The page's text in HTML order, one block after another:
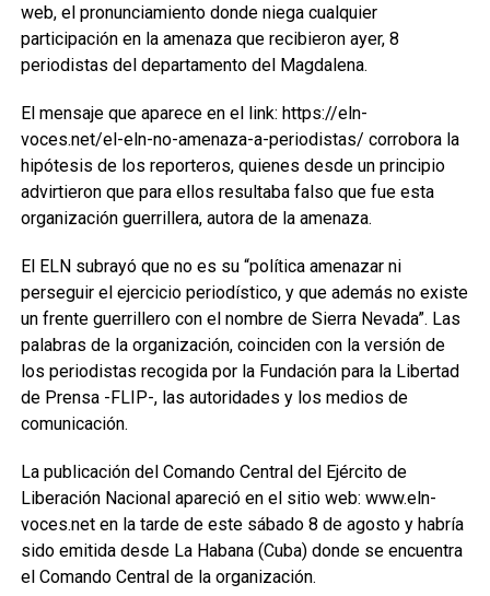
web, el pronunciamiento donde niega cualquier
participación en la amenaza que recibieron ayer, 8
periodistas del departamento del Magdalena.
El mensaje que aparece en el link: https://eln-
voces.net/el-eln-no-amenaza-a-periodistas/ corrobora la
hipótesis de los reporteros, quienes desde un principio
advirtieron que para ellos resultaba falso que fue esta
organización guerrillera, autora de la amenaza.
El ELN subrayó que no es su “política amenazar ni
perseguir el ejercicio periodístico, y que además no existe
un frente guerrillero con el nombre de Sierra Nevada”. Las
palabras de la organización, coinciden con la versión de
los periodistas recogida por la Fundación para la Libertad
de Prensa -FLIP-, las autoridades y los medios de
comunicación.
La publicación del Comando Central del Ejército de
Liberación Nacional apareció en el sitio web: www.eln-
voces.net en la tarde de este sábado 8 de agosto y habría
sido emitida desde La Habana (Cuba) donde se encuentra
el Comando Central de la organización.